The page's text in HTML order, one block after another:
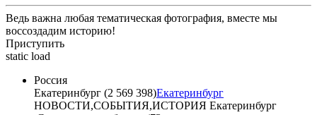
Ведь важна любая тематическая фотография, вместе мы
воссоздадим историю!
Приступить
static load
Россия
Екатеринбург (2 569 398)Екатеринбург
НОВОСТИ,СОБЫТИЯ,ИСТОРИЯ Екатеринбург